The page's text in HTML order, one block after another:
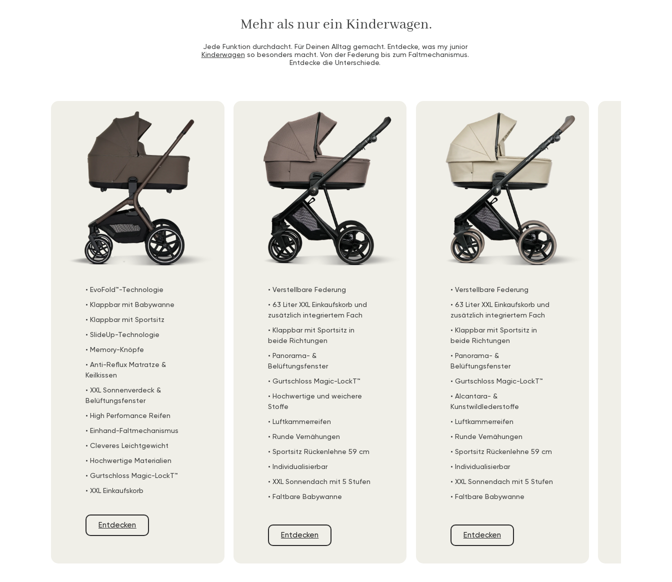
Mehr als nur ein Kinderwagen.
Jede Funktion durchdacht. Für Deinen Alltag gemacht. Entdecke, was my junior
Kinderwagen so besonders macht. Von der Federung bis zum Faltmechanismus.
Entdecke die Unterschiede.
• EvoFold™-Technologie
• Klappbar mit Babywanne
• Klappbar mit Sportsitz
• SlideUp-Technologie
• Memory-Knöpfe
• Anti-Reflux Matratze &
Keilkissen
• XXL Sonnenverdeck &
Belüftungsfenster
• High Perfomance Reifen
• Einhand-Faltmechanismus
• Cleveres Leichtgewicht
• Hochwertige Materialien
• Gurtschloss Magic-LockT™
• XXL Einkaufskorb
Entdecken
• Verstellbare Federung
• 63 Liter XXL Einkaufskorb und
zusätzlich integriertem Fach
• Klappbar mit Sportsitz in
beide Richtungen
• Panorama- &
Belüftungsfenster
• Gurtschloss Magic-LockT™
• Hochwertige und weichere
Stoffe
• Luftkammerreifen
• Runde Vernähungen
• Sportsitz Rückenlehne 59 cm
• Individualisierbar
• XXL Sonnendach mit 5 Stufen
• Faltbare Babywanne
Entdecken
• Verstellbare Federung
• 63 Liter XXL Einkaufskorb und
zusätzlich integriertem Fach
• Klappbar mit Sportsitz in
beide Richtungen
• Panorama- &
Belüftungsfenster
• Gurtschloss Magic-LockT™
• Alcantara- &
Kunstwildlederstoffe
• Luftkammerreifen
• Runde Vernähungen
• Sportsitz Rückenlehne 59 cm
• Individualisierbar
• XXL Sonnendach mit 5 Stufen
• Faltbare Babywanne
Entdecken